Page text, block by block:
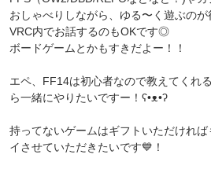
おしゃべりしながら、ゆる〜く遊ぶのが
VRC内でお話するのもOKです◎
ボードゲームとかもすきだよー！！
エペ、FF14は初心者なので教えてくれ
ら一緒にやりたいですー！ʕ•ᴥ•ʔ
持ってないゲームはギフトいただけれ
イさせていただきたいです💙！